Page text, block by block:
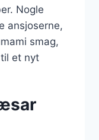
Nogle
ansjoserne,
smag,
et nyt